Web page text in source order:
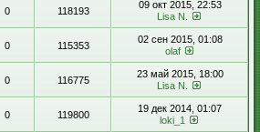
0 118193
09 окт 2015, 22:53
Lisa N.
0 115353
02 сен 2015, 01:08
olaf
0 116775
23 май 2015, 18:00
Lisa N.
0 119800
19 дек 2014, 01:07
loki_1